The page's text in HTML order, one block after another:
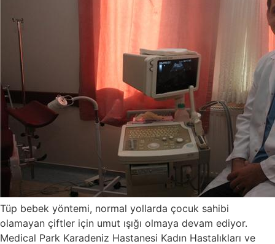
Tüp bebek yöntemi, normal yollarda çocuk sahibi
olamayan çiftler için umut ışığı olmaya devam ediyor.
Medical Park Karadeniz Hastanesi Kadın Hastalıkları ve